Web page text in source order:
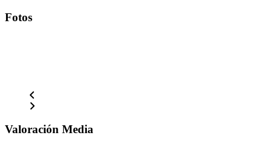
Fotos
Valoración Media